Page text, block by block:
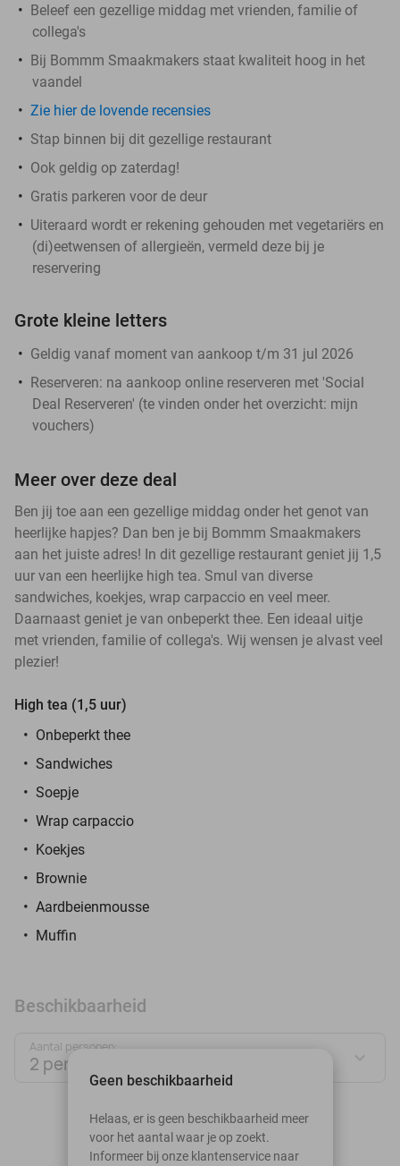
Beleef een gezellige middag met vrienden, familie of
collega's
Bij Bommm Smaakmakers staat kwaliteit hoog in het
vaandel
Zie hier de lovende recensies
Stap binnen bij dit gezellige restaurant
Ook geldig op zaterdag!
Gratis parkeren voor de deur
Uiteraard wordt er rekening gehouden met vegetariërs en
(di)eetwensen of allergieën, vermeld deze bij je
reservering
Grote kleine letters
Geldig vanaf moment van aankoop t/m 31 jul 2026
Reserveren: na aankoop online reserveren met 'Social
Deal Reserveren' (te vinden onder het overzicht: mijn
vouchers)
Meer over deze deal
Ben jij toe aan een gezellige middag onder het genot van
heerlijke hapjes? Dan ben je bij Bommm Smaakmakers
aan het juiste adres! In dit gezellige restaurant geniet jij 1,5
uur van een heerlijke high tea. Smul van diverse
sandwiches, koekjes, wrap carpaccio en veel meer.
Daarnaast geniet je van onbeperkt thee. Een ideaal uitje
met vrienden, familie of collega's. Wij wensen je alvast veel
plezier!
High tea (1,5 uur)
Onbeperkt thee
Sandwiches
Soepje
Wrap carpaccio
Koekjes
Brownie
Aardbeienmousse
Muffin
Beschikbaarheid
Aantal personen:
2 personen
augustus 2026
Ma
Di Wo Do Vr
Geen beschikbaarheid
Helaas, er is geen beschikbaarheid meer
voor het aantal waar je op zoekt.
Informeer bij onze klantenservice naar